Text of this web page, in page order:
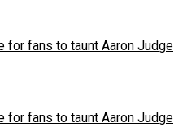
for fans to taunt Aaron Judge
for fans to taunt Aaron Judge